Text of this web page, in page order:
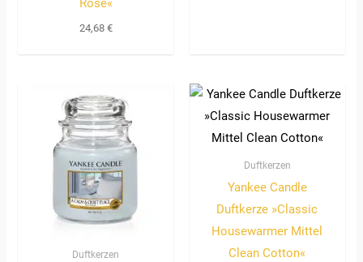
Rose«
24,68 €
Duftkerzen
Duftkerzen
Yankee Candle
Duftkerze »Classic
Housewarmer Mittel
Clean Cotton«